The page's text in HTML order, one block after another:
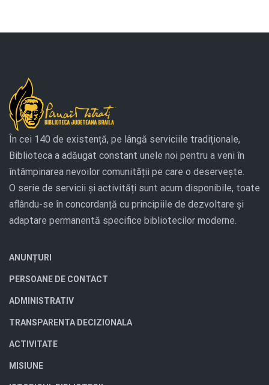
În cei 140 de existență, pe lângă serviciile tradiționale,
Biblioteca a adăugat constant unele noi pentru a veni în
întâmpinarea nevoilor comunității pe care o deservește.
O serie de servicii și activități sunt acum disponibile, toate
aflându-se în concordanță cu principiile de dezvoltare și
adaptare permanentă specifice bibliotecilor moderne.
ANUNȚURI
PERSOANE DE CONTACT
ADMINISTRATIV
TRANSPARENTA DECIZIONALA
ACTIVITATE
MISIUNE